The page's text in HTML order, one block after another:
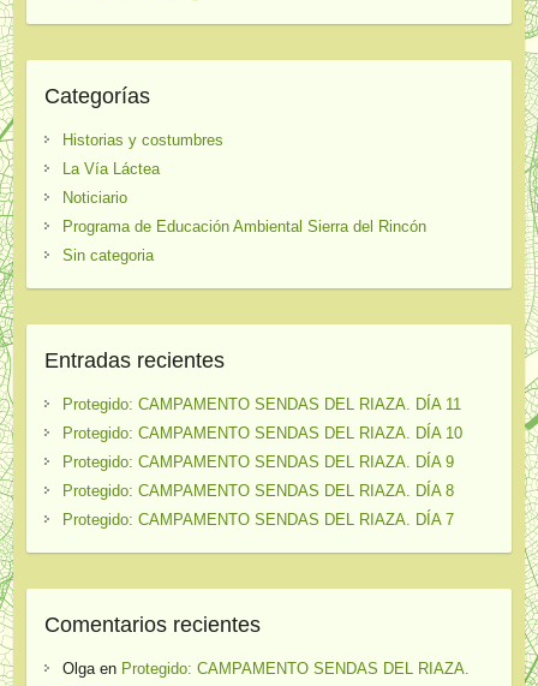
Categorías
Historias y costumbres
La Vía Láctea
Noticiario
Programa de Educación Ambiental Sierra del Rincón
Sin categoria
Entradas recientes
Protegido: CAMPAMENTO SENDAS DEL RIAZA. DÍA 11
Protegido: CAMPAMENTO SENDAS DEL RIAZA. DÍA 10
Protegido: CAMPAMENTO SENDAS DEL RIAZA. DÍA 9
Protegido: CAMPAMENTO SENDAS DEL RIAZA. DÍA 8
Protegido: CAMPAMENTO SENDAS DEL RIAZA. DÍA 7
Comentarios recientes
Olgaen Protegido: CAMPAMENTO SENDAS DEL RIAZA.